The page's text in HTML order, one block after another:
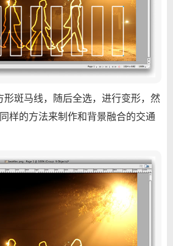
斑马线，随后全选，进行变形，然
样的方法来制作和背景融合的交通